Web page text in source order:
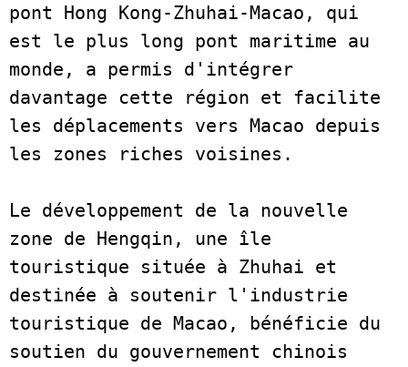
pont Hong Kong-Zhuhai-Macao, qui
est le plus long pont maritime au
monde, a permis d'intégrer
davantage cette région et facilite
les déplacements vers Macao depuis
les zones riches voisines.
Le développement de la nouvelle
zone de Hengqin, une île
touristique située à Zhuhai et
destinée à soutenir l'industrie
touristique de Macao, bénéficie du
soutien du gouvernement chinois